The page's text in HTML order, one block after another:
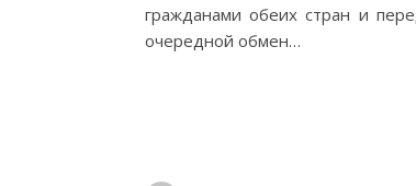
гражданами обеих стран и
очередной обмен…